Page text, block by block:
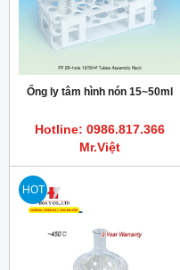
Ống ly tâm hình nón 15~50ml
Hotline: 0986.817.366
Mr.Việt
HOT